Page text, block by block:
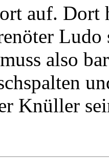
auf. Dort
also
Knüller